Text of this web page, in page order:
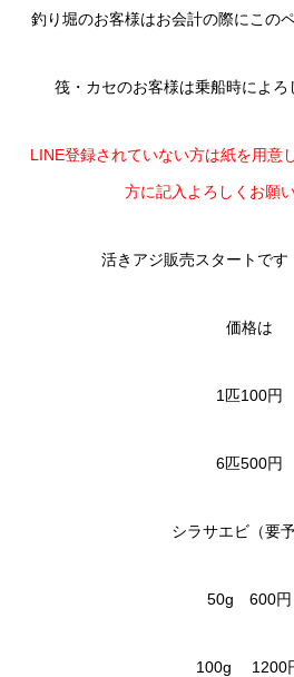
釣り堀のお客様はお会計の際にこの
筏・カセのお客様は乗船時によろ
LINE登録されていない方は紙を用意
方に記入よろしくお願
活きアジ販売スタートです
価格は
1匹100円
6匹500円
シラサエビ（要予
50g 600円
100g 1200